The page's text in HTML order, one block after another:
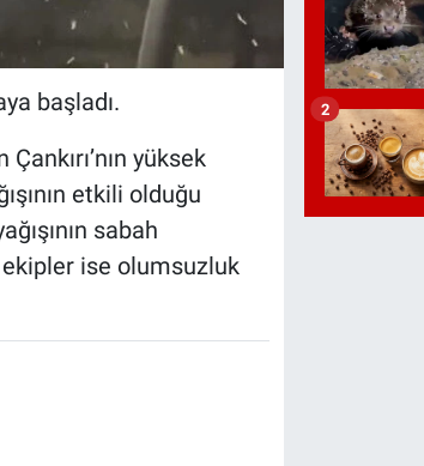
başladı.
yüksek
etkili olduğu
sabah
ise olumsuzluk
2